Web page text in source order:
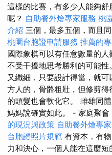
這樣的比賽，有多少人能夠
呢？ 自助餐外燴專家服務 桃
介紹 三個，最多五個，而且
桃園台胞證申請服務 推薦的
國際象棋可以有任意數量的人
不受干擾地思考勝利的可能
又纖細，只要設計得當，就
方人的，骨骼粗壯，但修剪
的頭髮也會軟化它。 雌雄同
媽媽說確實如此。 - 家庭聚會
的現況與政策 自助餐外燴專
台胞證照片規範 有資本，有
力和決心，一個人能在這麼